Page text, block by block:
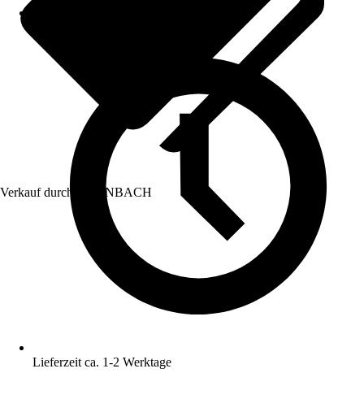
Verkauf durch: HORNBACH
Lieferzeit ca. 1-2 Werktage